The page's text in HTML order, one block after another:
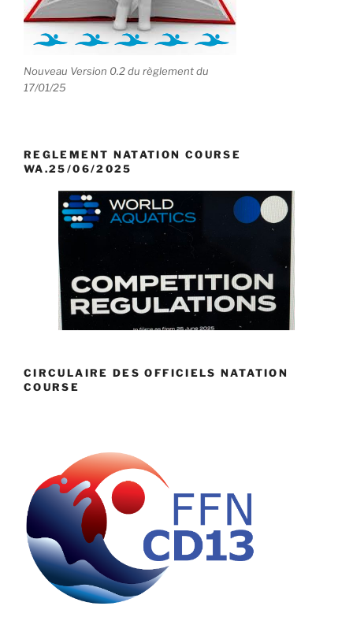
Nouveau Version 0.2 du règlement du
17/01/25
REGLEMENT NATATION COURSE
WA.25/06/2025
CIRCULAIRE DES OFFICIELS NATATION
COURSE